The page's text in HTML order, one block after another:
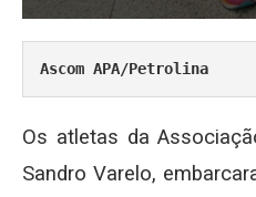
Ascom APA/Petrolina
Os atletas da
Sandro Varelo,